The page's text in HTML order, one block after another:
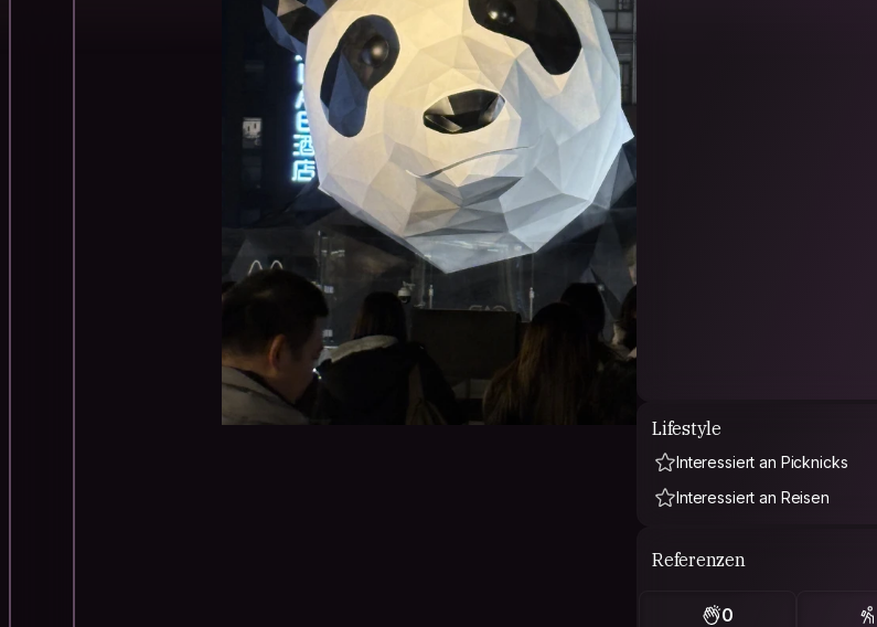
Lifestyle
Interessiert an Picknicks
Interessiert an Reisen
Referenzen
0